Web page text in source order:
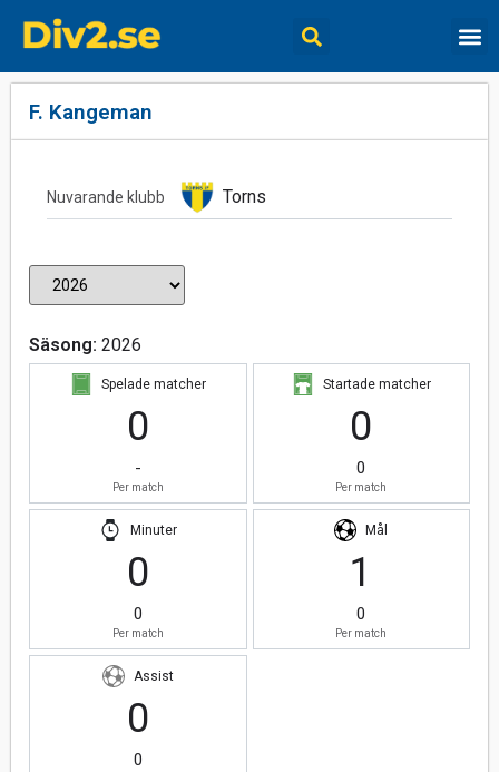
F. Kangeman
Nuvarande klubb Torns
Säsong: 2026
Spelade matcher
0
-
Per match
Startade matcher
0
0
Per match
Minuter
0
0
Per match
Mål
1
0
Per match
Assist
0
0